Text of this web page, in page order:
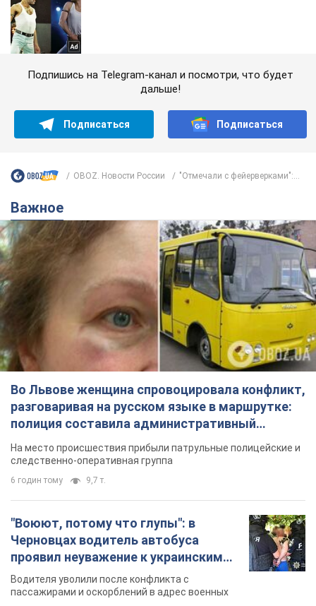
Подпишись на Telegram-канал и посмотри, что будет
дальше!
Подписаться Подписаться
OBOZ. Новости России "Отмечали с фейерверками":...
Важное
Во Львове женщина спровоцировала конфликт,
разговаривая на русском языке в маршрутке:
полиция составила административный
протокол. Видео
На место происшествия прибыли патрульные полицейские и
следственно-оперативная группа
6 годин тому 9,7 т.
"Воюют, потому что глупы": в
Черновцах водитель автобуса
проявил неуважение к украинским
военным и поплатился за это.
Видео
Водителя уволили после конфликта с
пассажирами и оскорблений в адрес военных